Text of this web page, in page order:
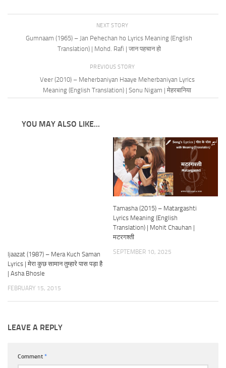
NEXT STORY
Gumnaam (1965) – Jan Pehechan ho Lyrics Meaning (English
Translation) | Mohd. Rafi | जान पहचान हो
PREVIOUS STORY
Veer (2010) – Meherbaniyan Haaye Meherbaniyan Lyrics
Meaning (English Translation) | Sonu Nigam | मेहरबानिया
YOU MAY ALSO LIKE...
Ijaazat (1987) – Mera Kuch Saman
Lyrics | मेरा कुछ सामान तुम्हारे पास पड़ा है
| Asha Bhosle
FEBRUARY 15, 2015
Tamasha (2015) – Matargashti
Lyrics Meaning (English
Translation) | Mohit Chauhan |
मटरगश्ती
SEPTEMBER 10, 2025
LEAVE A REPLY
Comment *